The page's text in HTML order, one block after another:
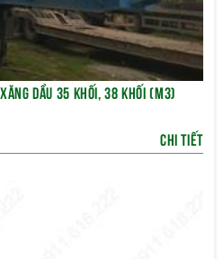
DẦU 35 KHỐI, 38 KHỐI (M3)
CHI TIẾT